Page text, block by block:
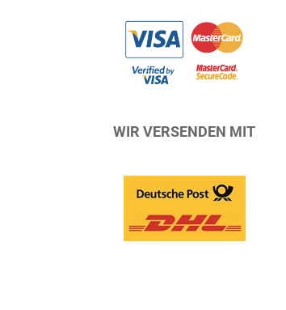
WIR VERSENDEN MIT